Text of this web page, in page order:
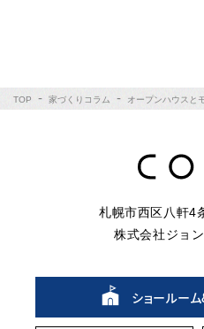
TOP 家づくりコラム オープンハウスと
札幌市西区八軒4
株式会社ジョ
ショールー